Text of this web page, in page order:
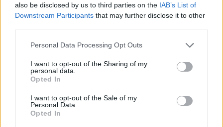
also be disclosed by us to third parties on the IAB’s List of
Downstream Participants that may further disclose it to other
Please note that this website/app uses one or more Google
not limited to your visit or usage behaviour. You may click to
grant or deny consent to Google and its third-party tags to
use your data for below specified purposes in below Google
consent section.
Personal Data Processing Opt Outs
I want to opt-out of the Sharing of my
personal data.
Opted In
I want to opt-out of the Sale of my
Personal Data.
Opted In
AUTORE
AiAdhubMedia